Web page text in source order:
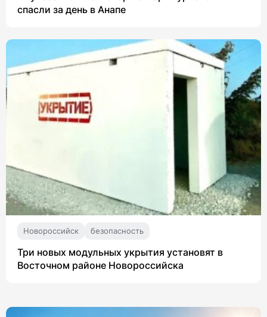
спасли за день в Анапе
Новороссийск безопасность
Три новых модульных укрытия установят в
Восточном районе Новороссийска